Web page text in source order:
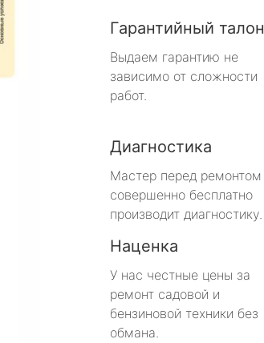
Гарантийный талон
Выдаем гарантию не
зависимо от сложности
работ.
Диагностика
Мастер перед ремонтом
совершенно бесплатно
производит диагностику.
Наценка
У нас честные цены за
ремонт садовой и
бензиновой техники без
обмана.